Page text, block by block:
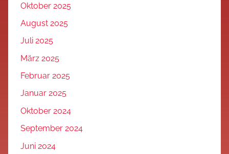
Oktober 2025
August 2025
Juli 2025
März 2025
Februar 2025
Januar 2025
Oktober 2024
September 2024
Juni 2024